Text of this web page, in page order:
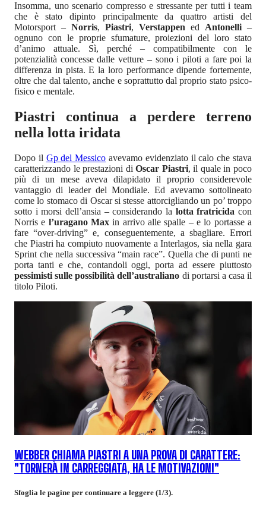
Insomma, uno scenario compresso e stressante per tutti i team
che è stato dipinto principalmente da quattro artisti del
Motorsport – Norris, Piastri, Verstappen ed Antonelli –
ognuno con le proprie sfumature, proiezioni del loro stato
d’animo attuale. Sì, perché – compatibilmente con le
potenzialità concesse dalle vetture – sono i piloti a fare poi la
differenza in pista. E la loro performance dipende fortemente,
oltre che dal talento, anche e soprattutto dal proprio stato psico-
fisico e mentale.
Piastri continua a perdere terreno
nella lotta iridata
Dopo il Gp del Messico avevamo evidenziato il calo che stava
caratterizzando le prestazioni diOscar Piastri, il quale in poco
più di un mese aveva dilapidato il proprio considerevole
vantaggio di leader del Mondiale. Ed avevamo sottolineato
come lo stomaco di Oscar si stesse attorcigliando un po’ troppo
sotto i morsi dell’ansia – considerando la lotta fratricida con
Norris e l’uragano Max in arrivo alle spalle – e lo portasse a
fare “over-driving” e, conseguentemente, a sbagliare. Errori
che Piastri ha compiuto nuovamente a Interlagos, sia nella gara
Sprint che nella successiva “main race”. Quella che di punti ne
porta tanti e che, contandoli oggi, porta ad essere piuttosto
pessimisti sulle possibilità dell’australiano di portarsi a casa il
titolo Piloti.
WEBBER CHIAMA PIASTRI A UNA PROVA DI CARATTERE:
"TORNERÀ IN CARREGGIATA, HA LE MOTIVAZIONI"
Sfoglia le pagine per continuare a leggere (1/3).